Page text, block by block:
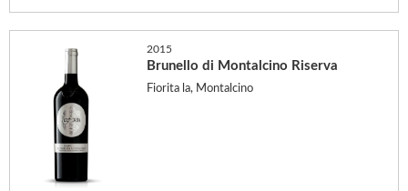
2015
Brunello di Montalcino Riserva
Fiorita la, Montalcino